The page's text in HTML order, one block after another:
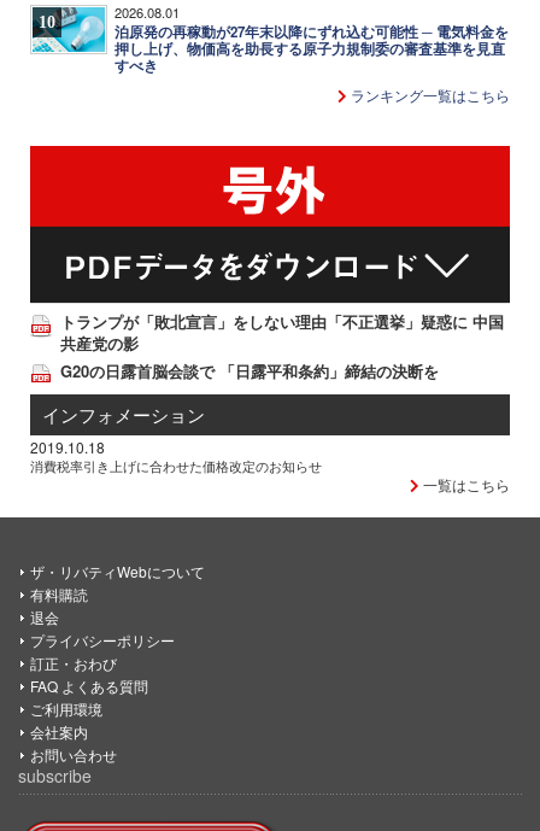
10 2026.08.01
泊原発の再稼動が27年末以降にずれ込む可能性 ─ 電気料金を
押し上げ、物価高を助長する原子力規制委の審査基準を見直
すべき
ランキング一覧はこちら
トランプが「敗北宣言」をしない理由「不正選挙」疑惑に 中国
共産党の影
G20の日露首脳会談で 「日露平和条約」締結の決断を
インフォメーション
2019.10.18
消費税率引き上げに合わせた価格改定のお知らせ
一覧はこちら
ザ・リバティWebについて
有料購読
退会
プライバシーポリシー
訂正・おわび
FAQ よくある質問
ご利用環境
会社案内
お問い合わせ
subscribe